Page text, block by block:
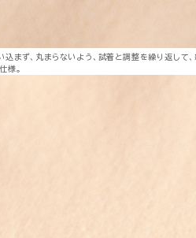
込まず、丸まらないよう、試着と調整を繰り返して
様。